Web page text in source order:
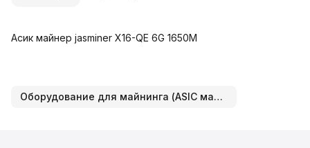
Асик майнер jasminer X16-QE 6G 1650M
Оборудование для майнинга (ASIC майнеры)